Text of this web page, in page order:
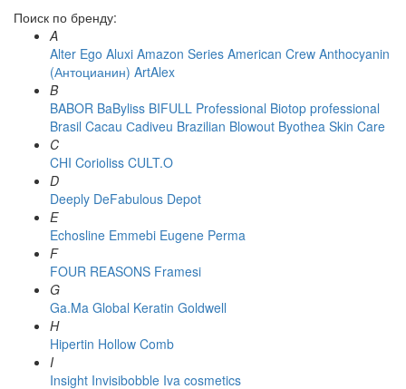
Поиск по бренду:
A
Alter Ego Aluxi Amazon Series American Crew Anthocyanin
(Антоцианин) ArtAlex
B
BABOR BaByliss BIFULL Professional Biotop professional
Brasil Cacau Сadiveu Brazilian Blowout Byothea Skin Care
C
CHI Corioliss CULT.O
D
Deeply DeFabulous Depot
E
Echosline Emmebi Eugene Perma
F
FOUR REASONS Framesi
G
Ga.Ma Global Keratin Goldwell
H
Hipertin Hollow Comb
I
Insight Invisibobble Iva cosmetics